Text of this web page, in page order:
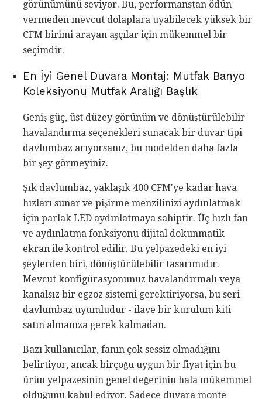
görünümünü seviyor. Bu, performanstan ödün
vermeden mevcut dolaplara uyabilecek yüksek bir
CFM birimi arayan aşçılar için mükemmel bir
seçimdir.
En İyi Genel Duvara Montaj: Mutfak Banyo
Koleksiyonu Mutfak Aralığı Başlık
Geniş güç, üst düzey görünüm ve dönüştürülebilir
havalandırma seçenekleri sunacak bir duvar tipi
davlumbaz arıyorsanız, bu modelden daha fazla
bir şey görmeyiniz.
Şık davlumbaz, yaklaşık 400 CFM'ye kadar hava
hızları sunar ve pişirme menzilinizi aydınlatmak
için parlak LED aydınlatmaya sahiptir. Üç hızlı fan
ve aydınlatma fonksiyonu dijital dokunmatik
ekran ile kontrol edilir. Bu yelpazedeki en iyi
şeylerden biri, dönüştürülebilir tasarımıdır.
Mevcut konfigürasyonunuz havalandırmalı veya
kanalsız bir egzoz sistemi gerektiriyorsa, bu seri
davlumbaz uyumludur - ilave bir kurulum kiti
satın almanıza gerek kalmadan.
Bazı kullanıcılar, fanın çok sessiz olmadığını
belirtiyor, ancak birçoğu uygun bir fiyat için bu
ürün yelpazesinin genel değerinin hala mükemmel
olduğunu kabul ediyor. Sadece duvara monte